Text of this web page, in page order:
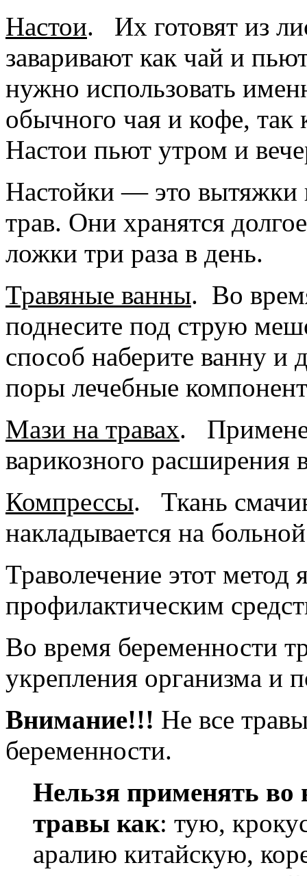
Настои. Их готовят из
заваривают как чай и
нужно использовать
обычного чая и кофе, так
Настои пьют утром и
Настойки — это вытяжки
трав. Они хранятся
ложки три раза в день.
Травяные ванны. Во
поднесите под струю
способ наберите ванну и
поры лечебные
Мази на травах.
варикозного расширения
Компрессы. Ткань
накладывается на
Траволечение этот метод
профилактическим
Во время беременности
укрепления организма и
Внимание!!! Не все
беременности.
Нельзя применять во
травы как: тую,
аралию китайскую,